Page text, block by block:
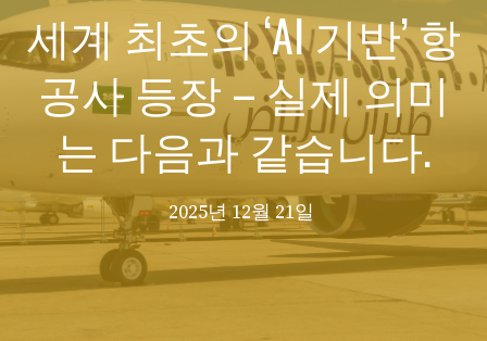
세계 최초의 ‘AI 기반’ 항
공사 등장 – 실제 의미
는 다음과 같습니다.
2025년 12월 21일